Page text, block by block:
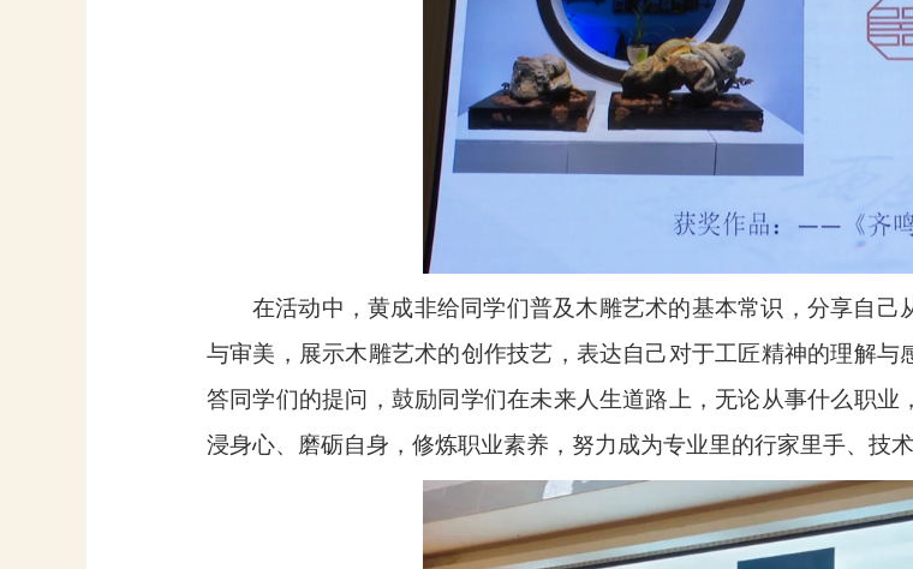
在活动中，黄成非给同学们普及木雕艺术的基本常识，分享自
与审美，展示木雕艺术的创作技艺，表达自己对于工匠精神的理解
答同学们的提问，鼓励同学们在未来人生道路上，无论从事什么职
浸身心、磨砺自身，修炼职业素养，努力成为专业里的行家里手、技